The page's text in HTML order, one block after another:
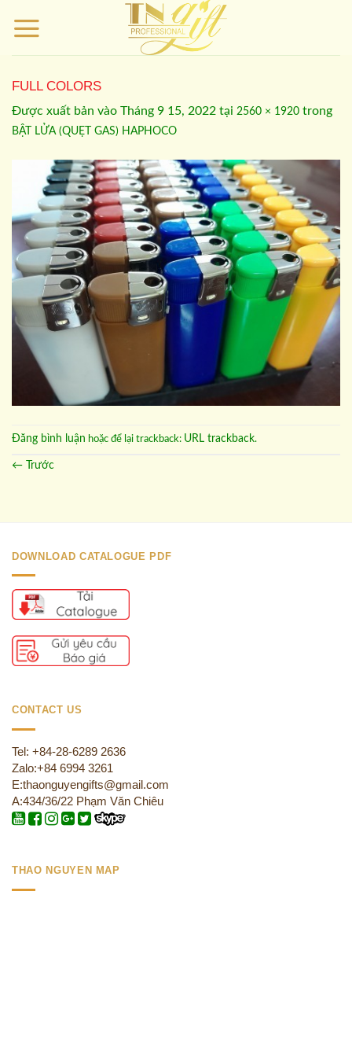
qua
FULL COLORS
Được xuất bản vào Tháng 9 15, 2022 tại 2560 × 1920 trong
BẬT LỬA (QUẸT GAS) HAPHOCO
Đăng bình luận hoặc để lại trackback: URL trackback.
← Trước
DOWNLOAD CATALOGUE PDF
CONTACT US
Tel: +84-28-6289 2636
Zalo:+84 6994 3261
E:thaonguyengifts@gmail.com
A:434/36/22 Phạm Văn Chiêu
THAO NGUYEN MAP